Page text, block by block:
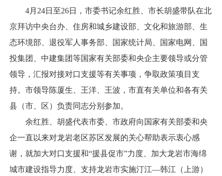
4月24日至26日，市委书记余红胜、市长胡盛带队在北
京拜访中央台办、住房和城乡建设部、文化和旅游部、生
态环境部、退役军人事务部、国家统计局、国家电网、国
投集团、中建集团等国家有关部委和央企主要领导或分管
领导，汇报对接对口支援等有关事项，争取政策项目支
持。市领导陈厦生、王洋、王波，市直有关单位和各有关
县（市、区）负责同志分别参加。
余红胜、胡盛代表市委、市政府向国家有关部委和央
企一直以来对龙岩老区苏区发展的关心帮助表示衷心感
谢，就加大对口支援和“援县促市”力度、加大龙岩市海绵
城市建设指导力度、支持龙岩市实施汀江—韩江（上游）